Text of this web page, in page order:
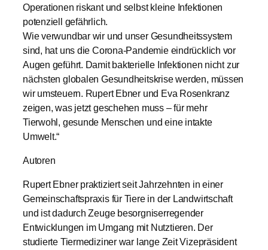
Operationen riskant und selbst kleine Infektionen
potenziell gefährlich.
Wie verwundbar wir und unser Gesundheitssystem
sind, hat uns die Corona-Pandemie eindrücklich vor
Augen geführt. Damit bakterielle Infektionen nicht zur
nächsten globalen Gesundheitskrise werden, müssen
wir umsteuern. Rupert Ebner und Eva Rosenkranz
zeigen, was jetzt geschehen muss – für mehr
Tierwohl, gesunde Menschen und eine intakte
Umwelt.“
Autoren
Rupert Ebner praktiziert seit Jahrzehnten in einer
Gemeinschaftspraxis für Tiere in der Landwirtschaft
und ist dadurch Zeuge besorgniserregender
Entwicklungen im Umgang mit Nutztieren. Der
studierte Tiermediziner war lange Zeit Vizepräsident